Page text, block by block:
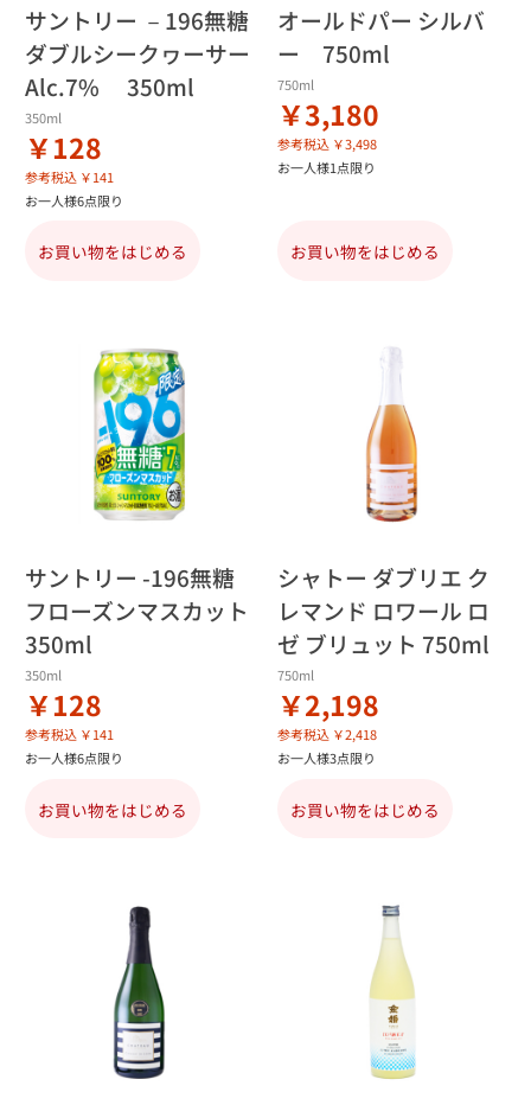
サントリー －196無糖
ダブルシークヮーサー
Alc.7% 350ml
350ml
￥128
参考税込 ￥141
お一人様6点限り
お買い物をはじめる
オールドパー シルバ
ー 750ml
750ml
￥3,180
参考税込 ￥3,498
お一人様1点限り
お買い物をはじめる
サントリー -196無糖
フローズンマスカット
350ml
350ml
￥128
参考税込 ￥141
お一人様6点限り
お買い物をはじめる
シャトー ダブリエ ク
レマンド ロワール ロ
ゼ ブリュット 750ml
750ml
￥2,198
参考税込 ￥2,418
お一人様3点限り
お買い物をはじめる